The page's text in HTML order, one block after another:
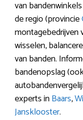
van
de regio (provincie
montagebedrijven
wisselen,
van banden.
bandenopslag
experts inBaars,
Jansklooster.